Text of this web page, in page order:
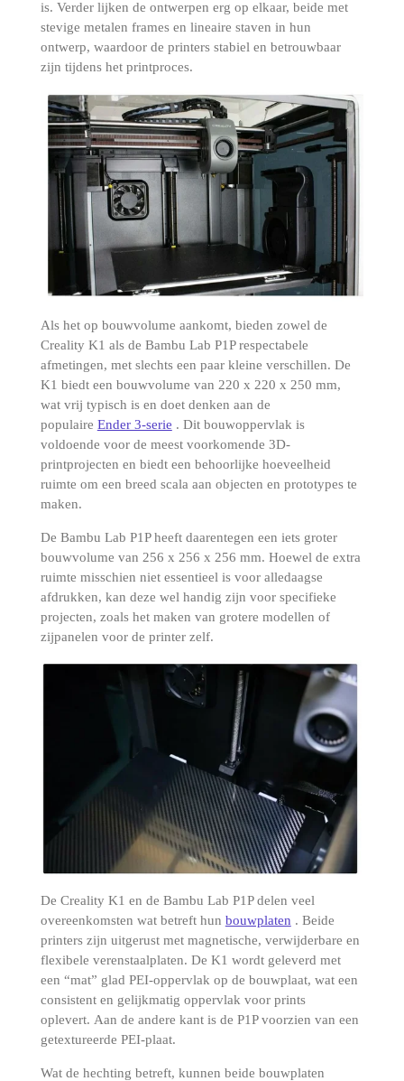
is. Verder lijken de ontwerpen erg op elkaar, beide met
stevige metalen frames en lineaire staven in hun
ontwerp, waardoor de printers stabiel en betrouwbaar
zijn tijdens het printproces.
Als het op bouwvolume aankomt, bieden zowel de
Creality K1 als de Bambu Lab P1P respectabele
afmetingen, met slechts een paar kleine verschillen. De
K1 biedt een bouwvolume van 220 x 220 x 250 mm,
wat vrij typisch is en doet denken aan de
populaire Ender 3-serie . Dit bouwoppervlak is
voldoende voor de meest voorkomende 3D-
printprojecten en biedt een behoorlijke hoeveelheid
ruimte om een ​​breed scala aan objecten en prototypes te
maken.
De Bambu Lab P1P heeft daarentegen een iets groter
bouwvolume van 256 x 256 x 256 mm. Hoewel de extra
ruimte misschien niet essentieel is voor alledaagse
afdrukken, kan deze wel handig zijn voor specifieke
projecten, zoals het maken van grotere modellen of
zijpanelen voor de printer zelf.
De Creality K1 en de Bambu Lab P1P delen veel
overeenkomsten wat betreft hun bouwplaten . Beide
printers zijn uitgerust met magnetische, verwijderbare en
flexibele verenstaalplaten. De K1 wordt geleverd met
een “mat” glad PEI-oppervlak op de bouwplaat, wat een
consistent en gelijkmatig oppervlak voor prints
oplevert. Aan de andere kant is de P1P voorzien van een
getextureerde PEI-plaat.
Wat de hechting betreft, kunnen beide bouwplaten